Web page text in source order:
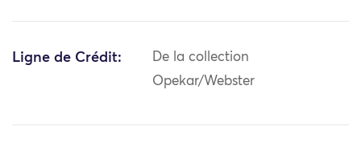
Ligne de Crédit:
De la collection
Opekar/Webster